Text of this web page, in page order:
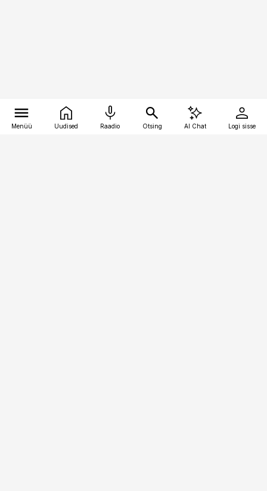
Menüü Uudised Raadio Otsing AI Chat Logi sisse